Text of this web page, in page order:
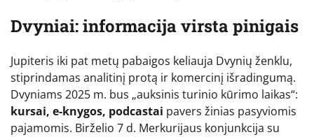
Dvyniai: informacija virsta pinigais
Jupiteris iki pat metų pabaigos keliauja Dvynių ženklu,
stiprindamas analitinį protą ir komercinį išradingumą.
Dvyniams 2025 m. bus „auksinis turinio kūrimo laikas“:
kursai, e-knygos, podcastai pavers žinias pasyviomis
pajamomis. Birželio 7 d. Merkurijaus konjunkcija su